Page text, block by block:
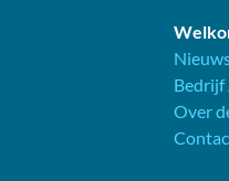
Bedrijf
Over